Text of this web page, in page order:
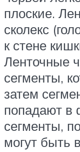
плоские.
сколекс
к стене
Ленточные
сегменты,
затем
попадают в
сегменты,
могут быть